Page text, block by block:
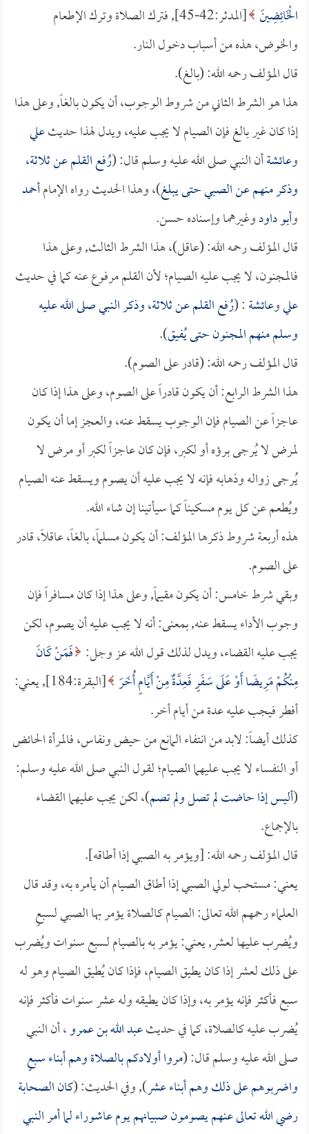
الْخَائِضِينَ
[المدثر:42-45], فترك الصلاة وترك الإطعام
والخوض، هذه من أسباب دخول النار.
قال المؤلف رحمه الله: (بالغ).
هذا هو الشرط الثاني من شروط الوجوب، أن يكون بالغاً, وعلى هذا
إذا كان غير بالغ فإن الصيام لا يجب عليه، ويدل لهذا حديثعلي
وعائشةأن النبي صلى الله عليه وسلم قال: (رُفع القلم عن ثلاثة،
وذكر منهم عن الصبي حتى يبلغ)، وهذا الحديث رواه الإمامأحمد
وأبو داودوغيرهما وإسناده حسن.
قال المؤلف رحمه الله: (عاقل)، هذا الشرط الثالث, وعلى هذا
فالمجنون، لا يجب عليه الصيام؛ لأن القلم مرفوع عنه كما في حديث
عليوعائشة: (رُفع القلم عن ثلاثة، وذكر النبي صلى الله عليه
وسلم منهم المجنون حتى يُفيق).
قال المؤلف رحمه الله: (قادر على الصوم).
هذا الشرط الرابع: أن يكون قادراً على الصوم، وعلى هذا إذا كان
عاجزاً عن الصيام فإن الوجوب يسقط عنه، والعجز إما أن يكون
لمرض لا يُرجى برؤه أو لكبر، فإن كان عاجزاً لكبر أو مرض لا
يُرجى زواله وذهابه فإنه لا يجب عليه أن يصوم ويسقط عنه الصيام
ويُطعم عن كل يوم مسكيناً كما سيأتينا إن شاء الله.
هذه أربعة شروط ذكرها المؤلف: أن يكون مسلماً، بالغاً، عاقلاً، قادر
على الصوم.
وبقي شرط خامس: أن يكون مقيماً, وعلى هذا إذا كان مسافراً فإن
وجوب الأداء يسقط عنه, بمعنى: أنه لا يجب عليه أن يصوم، لكن
يجب عليه القضاء، ويدل لذلك قول الله عز وجل: فَمَنْ كَانَ
مِنْكُمْ مَرِيضًا أَوْ عَلَى سَفَرٍ فَعِدَّةٌ مِنْ أَيَّامٍ أُخَرَ
[البقرة:184], يعني:
أفطر فيجب عليه عدة من أيام أخر.
كذلك أيضاً: لابد من انتفاء المانع من حيض ونفاس، فالمرأة الحائض
أو النفساء لا يجب عليهما الصيام؛ لقول النبي صلى الله عليه وسلم:
(أليس إذا حاضت لم تصل ولم تصم)، لكن يجب عليهما القضاء
بالإجماع.
قال المؤلف رحمه الله: [ويؤمر به الصبي إذا أطاقه].
يعني: مستحب لولي الصبي إذا أطاق الصيام أن يأمره به، وقد قال
العلماء رحمهم الله تعالى: الصيام كالصلاة يؤمر بها الصبي لسبعٍ
ويُضرب عليها لعشر, يعني: يؤمر به بالصيام لسبع سنوات ويُضرب
على ذلك لعشر إذا كان يطيق الصيام، فإذا كان يُطيق الصيام وهو له
سبع فأكثر فإنه يؤمر به، وإذا كان يطيقه وله عشر سنوات فأكثر فإنه
يُضرب عليه كالصلاة، كما في حديثعبد الله بن عمرو، أن النبي
صلى الله عليه وسلم قال: (مروا أولادكم بالصلاة وهم أبناء سبعٍ
واضربوهم على ذلك وهم أبناء عشر), وفي الحديث: (كان الصحابة
رضي الله تعالى عنهم يصومون صبيانهم يوم عاشوراء لما أمر النبي